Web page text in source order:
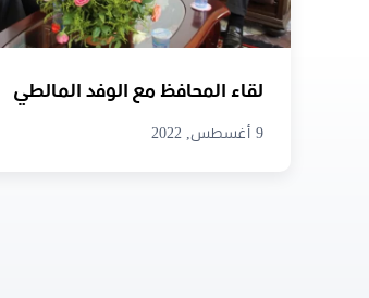
لقاء المحافظ مع الوفد المالطي
9 أغسطس, 2022